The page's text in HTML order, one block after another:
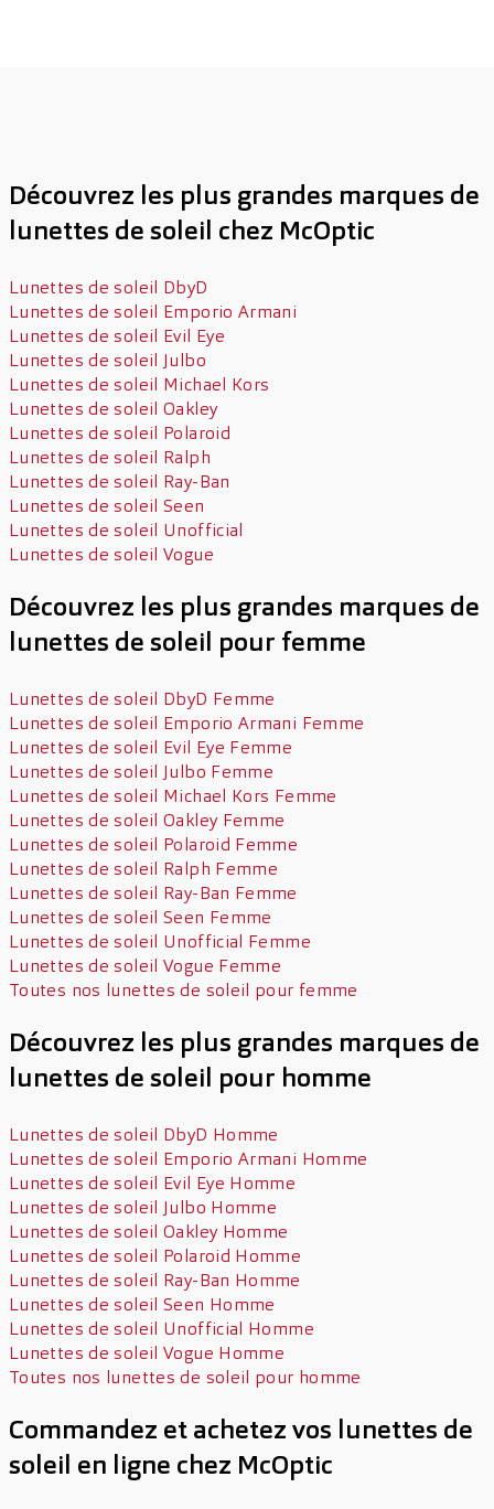
Découvrez les plus grandes marques de
lunettes de soleil chez McOptic
Lunettes de soleil DbyD
Lunettes de soleil Emporio Armani
Lunettes de soleil Evil Eye
Lunettes de soleil Julbo
Lunettes de soleil Michael Kors
Lunettes de soleil Oakley
Lunettes de soleil Polaroid
Lunettes de soleil Ralph
Lunettes de soleil Ray-Ban
Lunettes de soleil Seen
Lunettes de soleil Unofficial
Lunettes de soleil Vogue
Découvrez les plus grandes marques de
lunettes de soleil pour femme
Lunettes de soleil DbyD Femme
Lunettes de soleil Emporio Armani Femme
Lunettes de soleil Evil Eye Femme
Lunettes de soleil Julbo Femme
Lunettes de soleil Michael Kors Femme
Lunettes de soleil Oakley Femme
Lunettes de soleil Polaroid Femme
Lunettes de soleil Ralph Femme
Lunettes de soleil Ray-Ban Femme
Lunettes de soleil Seen Femme
Lunettes de soleil Unofficial Femme
Lunettes de soleil Vogue Femme
Toutes nos lunettes de soleil pour femme
Découvrez les plus grandes marques de
lunettes de soleil pour homme
Lunettes de soleil DbyD Homme
Lunettes de soleil Emporio Armani Homme
Lunettes de soleil Evil Eye Homme
Lunettes de soleil Julbo Homme
Lunettes de soleil Oakley Homme
Lunettes de soleil Polaroid Homme
Lunettes de soleil Ray-Ban Homme
Lunettes de soleil Seen Homme
Lunettes de soleil Unofficial Homme
Lunettes de soleil Vogue Homme
Toutes nos lunettes de soleil pour homme
Commandez et achetez vos lunettes de
soleil en ligne chez McOptic